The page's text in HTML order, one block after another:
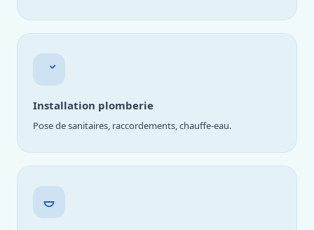
Installation plomberie
Pose de sanitaires, raccordements, chauffe-eau.